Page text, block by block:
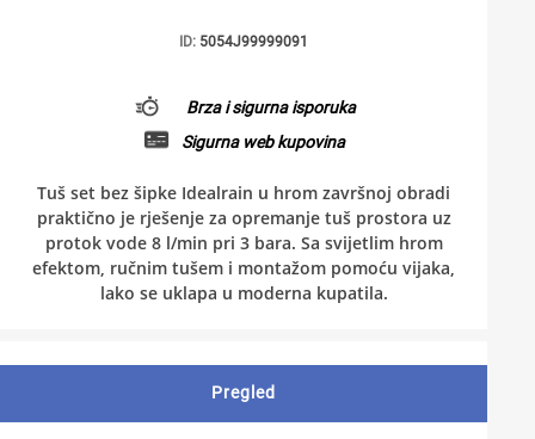
ID: 5054J99999091
Brza i sigurna isporuka
Sigurna web kupovina
Tuš set bez šipke Idealrain u hrom završnoj obradi
praktično je rješenje za opremanje tuš prostora uz
protok vode 8 l/min pri 3 bara. Sa svijetlim hrom
efektom, ručnim tušem i montažom pomoću vijaka,
lako se uklapa u moderna kupatila.
Pregled